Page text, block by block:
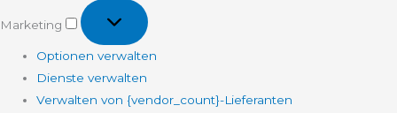
Marketing
Marketing
Optionen verwalten
Dienste verwalten
Verwalten von {vendor_count}-Lieferanten